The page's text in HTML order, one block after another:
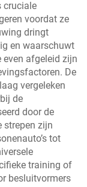
cruciale
voordat ze
dringt
en waarschuwt
afgeleid zijn
De
vergeleken
de
door de
strepen zijn
tot
training of
besluitvormers